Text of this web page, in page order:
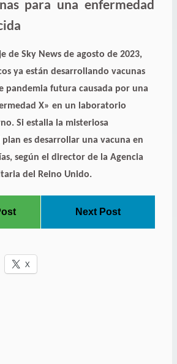
para una enfermedad
de Sky News de agosto de 2023,
ya están desarrollando vacunas
pandemia futura causada por una
X» en un laboratorio
Si estalla la misteriosa
plan es desarrollar una vacuna en
según el director de la Agencia
del Reino Unido.
Next Post
X